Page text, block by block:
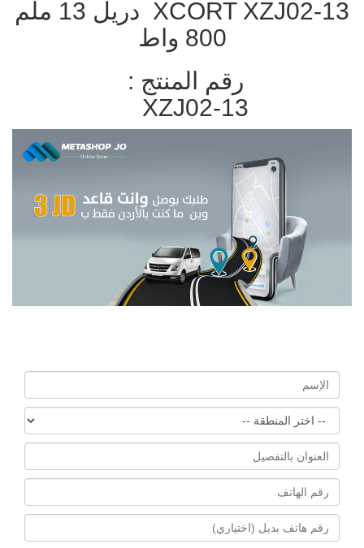
XCORT XZJ02-13 دريل 13 ملم
800 واط
رقم المنتج :
XZJ02-13